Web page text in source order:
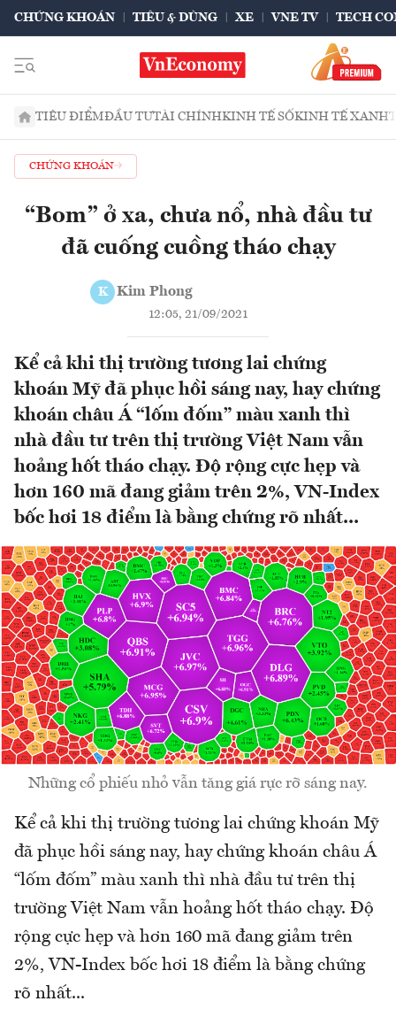
CHỨNG KHOÁN TIÊU & DÙNG XE VNE TV TECH
TIÊU ĐIỂMĐẦU TƯTÀI CHÍNHKINH TẾ SỐKINH TẾ XANH
CHỨNG KHOÁN
“Bom” ở xa, chưa nổ, nhà đầu tư
đã cuống cuồng tháo chạy
K Kim Phong
12:05, 21/09/2021
Kể cả khi thị trường tương lai chứng
khoán Mỹ đã phục hồi sáng nay, hay chứng
khoán châu Á “lốm đốm” màu xanh thì
nhà đầu tư trên thị trường Việt Nam vẫn
hoảng hốt tháo chạy. Độ rộng cực hẹp và
hơn 160 mã đang giảm trên 2%, VN-Index
bốc hơi 18 điểm là bằng chứng rõ nhất...
Những cổ phiếu nhỏ vẫn tăng giá rực rỡ sáng nay.
Kể cả khi thị trường tương lai chứng khoán Mỹ
đã phục hồi sáng nay, hay chứng khoán châu Á
“lốm đốm” màu xanh thì nhà đầu tư trên thị
trường Việt Nam vẫn hoảng hốt tháo chạy. Độ
rộng cực hẹp và hơn 160 mã đang giảm trên
2%, VN-Index bốc hơi 18 điểm là bằng chứng
rõ nhất...